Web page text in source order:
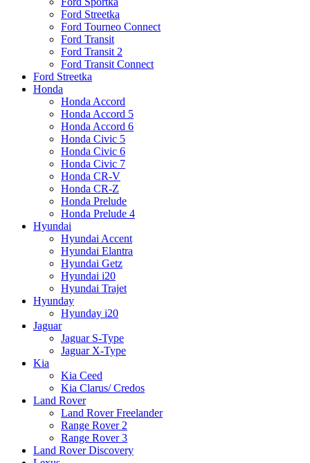
Ford Streetka
Ford Tourneo Connect
Ford Transit
Ford Transit 2
Ford Transit Connect
Ford Streetka
Honda
Honda Accord
Honda Accord 5
Honda Accord 6
Honda Civic 5
Honda Civic 6
Honda Civic 7
Honda CR-V
Honda CR-Z
Honda Prelude
Honda Prelude 4
Hyundai
Hyundai Accent
Hyundai Elantra
Hyundai Getz
Hyundai i20
Hyundai Trajet
Hyunday
Hyunday i20
Jaguar
Jaguar S-Type
Jaguar X-Type
Kia
Kia Ceed
Kia Clarus/ Credos
Land Rover
Land Rover Freelander
Range Rover 2
Range Rover 3
Land Rover Discovery